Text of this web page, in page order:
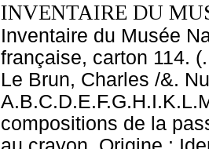
INVENTAIRE DU
Inventaire du Musée
française, carton 114.
Le Brun, Charles /&.
compositions de la